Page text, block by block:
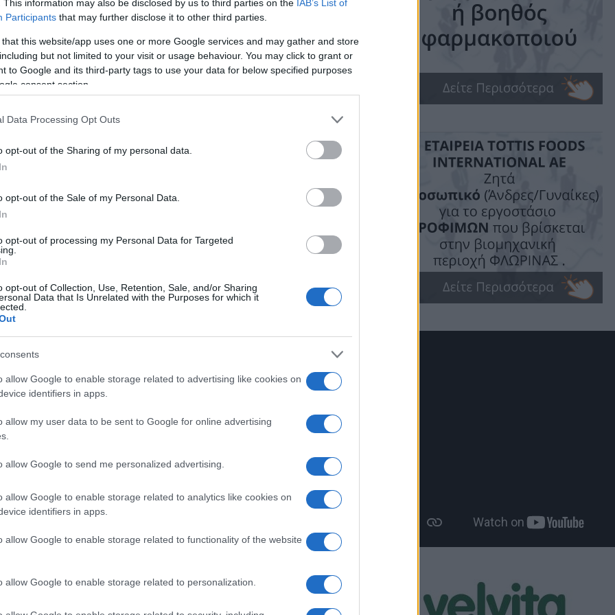
This information may also be disclosed by us to third parties on the IAB’s List of
Participants that may further disclose it to other third parties.
that this website/app uses one or more Google services and may gather and store
but not limited to your visit or usage behaviour. You may click to grant or
to Google and its third-party tags to use your data for below specified purposes
consent section.
Data Processing Opt Outs
opt-out of the Sharing of my personal data.
opt-out of the Sale of my Personal Data.
opt-out of processing my Personal Data for Targeted
opt-out of Collection, Use, Retention, Sale, and/or Sharing
Data that Is Unrelated with the Purposes for which it
allow Google to enable storage related to advertising like cookies on
identifiers in apps.
allow my user data to be sent to Google for online advertising
allow Google to send me personalized advertising.
allow Google to enable storage related to analytics like cookies on
identifiers in apps.
allow Google to enable storage related to functionality of the website
allow Google to enable storage related to personalization.
Ρυάκιο – Δείτε
και μάθετε πρώτοι όλες τις ειδήσεις!
πληροφορεί όσους διαμένουν
στις Τοπικές Κοινότητες
και του Ρυακίου, ότι την
27 Οκτωβρίου 2023 λόγω
διακοπής ηλεκτρικού
από τον ΔΕΔΔΗΕ Α.Ε. και στα
της, από τις 08.00 έως τις 14.30 θα
και πιθανή διακοπή
της υδροδότησης θα